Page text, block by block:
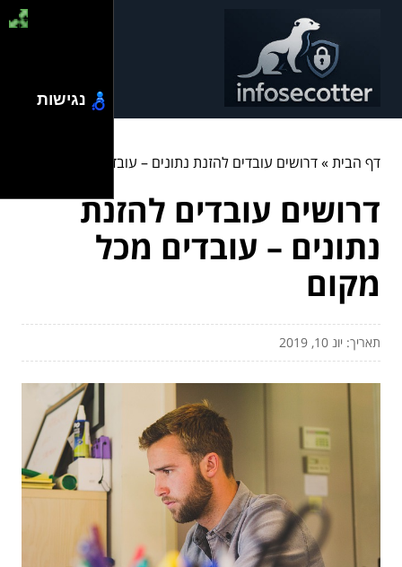
דף הבית»דרושים עובדים להזנת נתונים – עובדים מכל מקום
דרושים עובדים להזנת
נתונים – עובדים מכל
מקום
תאריך: יונ 10, 2019
נגישות